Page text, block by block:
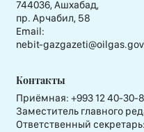
744036, Ашхабад,
пр. Арчабил, 58
Email:
nebit-
Контакты
Приёмная: +993 12 40-30-
Заместитель главного
Ответственный секретарь: